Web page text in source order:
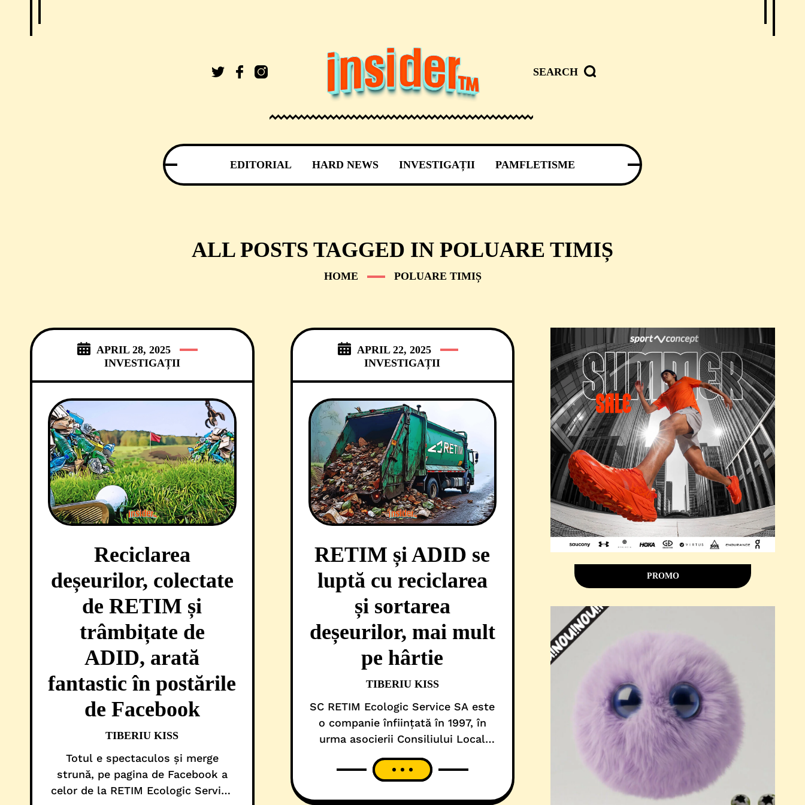
SEARCH
EDITORIAL HARD NEWS INVESTIGAȚII PAMFLETISME
ALL POSTS TAGGED IN POLUARE TIMIȘ
HOME POLUARE TIMIȘ
APRIL 28, 2025
INVESTIGAȚII
Reciclarea
deșeurilor, colectate
de RETIM și
trâmbițate de
ADID, arată
fantastic în postările
de Facebook
TIBERIU KISS
Totul e spectaculos și merge
strună, pe pagina de Facebook a
celor de la RETIM Ecologic Service
APRIL 22, 2025
INVESTIGAȚII
RETIM și ADID se
luptă cu reciclarea
și sortarea
deșeurilor, mai mult
pe hârtie
TIBERIU KISS
SC RETIM Ecologic Service SA este
o companie înființată în 1997, în
urma asocierii Consiliului Local
Timișoara cu firma germană RWE,
într-un parteneriat de 50-50%.
PROMO